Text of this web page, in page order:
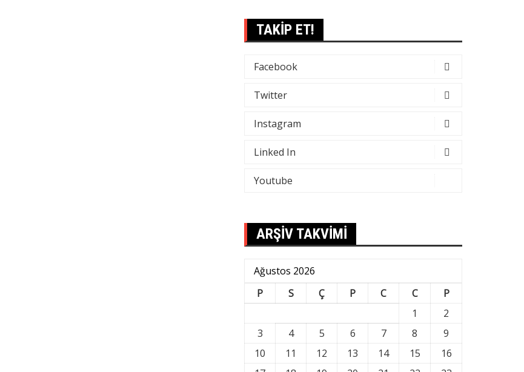
TAKİP ET!
Facebook
Twitter
Instagram
Linked In
Youtube
ARŞİV TAKVİMİ
Ağustos 2026
P
S Ç P C C
P
1
2
3
4 5 6 7 8
9
10
11 12 13 14 15
16